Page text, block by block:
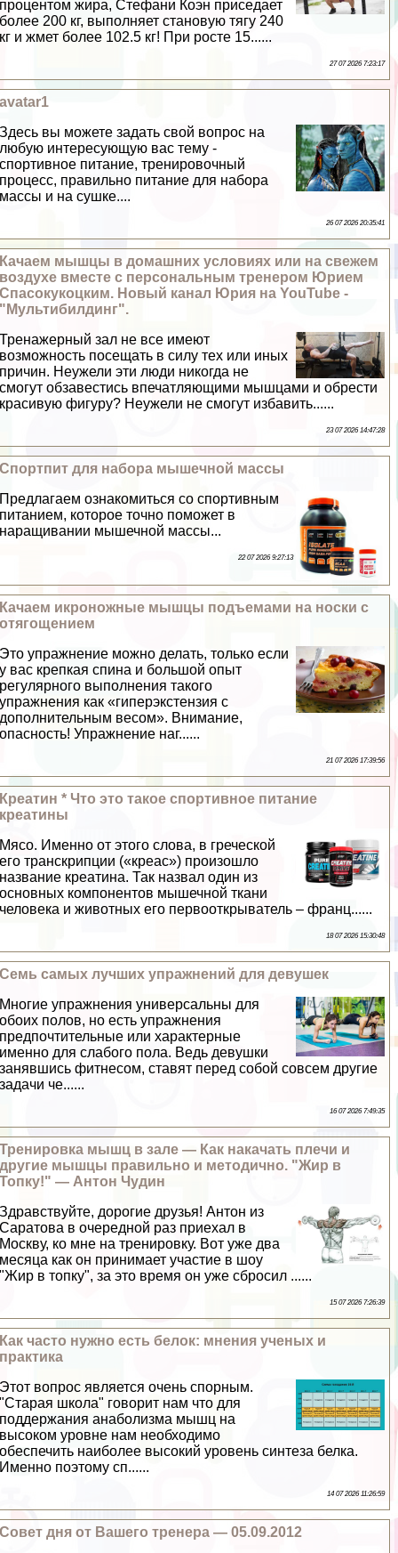
процентом жира, Стефани Коэн приседает
более 200 кг, выполняет становую тягу 240
кг и жмет более 102.5 кг! При росте 15......
27 07 2026 7:23:17
avatar1
Здесь вы можете задать свой вопрос на
любую интересующую вас тему -
спортивное питание, тренировочный
процесс, правильно питание для набора
массы и на сушке....
26 07 2026 20:35:41
Качаем мышцы в домашних условиях или на свежем
воздухе вместе с персональным тренером Юрием
Спасокукоцким. Новый канал Юрия на YouTube -
"Мультибилдинг".
Тренажерный зал не все имеют
возможность посещать в силу тех или иных
причин. Неужели эти люди никогда не
смогут обзавестись впечатляющими мышцами и обрести
красивую фигуру? Неужели не смогут избавить......
23 07 2026 14:47:28
Спортпит для набора мышечной массы
Предлагаем ознакомиться со спортивным
питанием, которое точно поможет в
наращивании мышечной массы...
22 07 2026 9:27:13
Качаем икроножные мышцы подъемами на носки с
отягощением
Это упражнение можно делать, только если
у вас крепкая спина и большой опыт
регулярного выполнения такого
упражнения как «гиперэкстензия с
дополнительным весом». Внимание,
опасность! Упражнение наг......
21 07 2026 17:39:56
Креатин * Что это такое спортивное питание
креатины
Мясо. Именно от этого слова, в греческой
его трaнcкрипции («креас») произошло
название креатина. Так назвал один из
основных компонентов мышечной ткани
человека и животных его первооткрыватель – франц......
18 07 2026 15:30:48
Семь самых лучших упражнений для дeвyшек
Многие упражнения универсальны для
обоих полов, но есть упражнения
предпочтительные или хаpaктерные
именно для слабого пола. Ведь дeвyшки
занявшись фитнесом, ставят перед собой совсем другие
задачи че......
16 07 2026 7:49:35
Тренировка мышц в зале — Как накачать плечи и
другие мышцы правильно и методично. "Жир в
Топку!" — Антон Чудин
Здравствуйте, дорогие друзья! Антон из
Саратова в очередной раз приехал в
Москву, ко мне на тренировку. Вот уже два
месяца как он принимает участие в шоу
"Жир в топку", за это время он уже сбросил ......
15 07 2026 7:26:39
Как часто нужно есть белок: мнения ученых и
пpaктика
Этот вопрос является очень спopным.
"Старая школа" говорит нам что для
поддержания анаболизма мышц на
высоком уровне нам необходимо
обеспечить наиболее высокий уровень синтеза белка.
Именно поэтому сп......
14 07 2026 11:26:59
Совет дня от Вашего тренера — 05.09.2012